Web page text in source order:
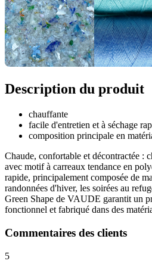
Description du produit
chauffante
facile d'entretien et à séchage
composition principale en
Chaude, confortable et décontractée :
avec motif à carreaux tendance en
rapide, principalement composée de
randonnées d'hiver, les soirées au
Green Shape de VAUDE garantit un
fonctionnel et fabriqué dans des
Commentaires des clients
5